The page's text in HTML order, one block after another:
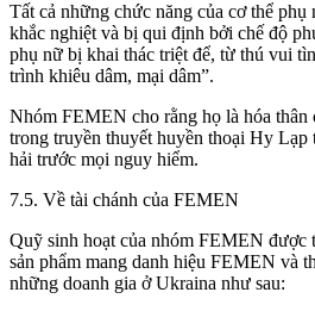
Tất cả những chức năng của cơ thể phụ
khắc nghiệt và bị qui định bởi chế độ
phụ nữ bị khai thác triệt để, từ thú vui
trình khiêu dâm, mại dâm”.
Nhóm FEMEN cho rằng họ là hóa thân
trong truyền thuyết huyền thoại Hy
hải trước mọi nguy hiểm.
7.5. Về tài chánh của FEMEN
Quỹ sinh hoạt của nhóm FEMEN được
sản phẩm mang danh hiệu FEMEN và
những doanh gia ở Ukraina như sau: